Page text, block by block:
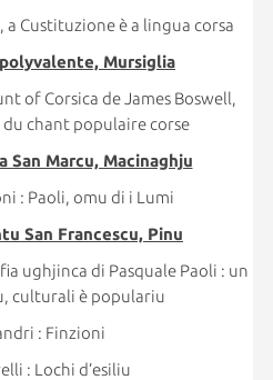
a Custituzione è a lingua corsa
Mursiglia
of Corsica de James Boswell,
chant populaire corse
Marcu, Macinaghju
: Paoli, omu di i Lumi
San Francescu, Pinu
ughjinca di Pasquale Paoli : un
culturali è populariu
: Finzioni
: Lochi d’esiliu